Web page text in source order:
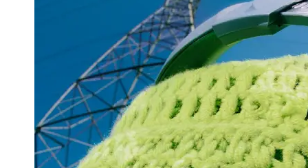
Telegram
Help &
Support
Contact